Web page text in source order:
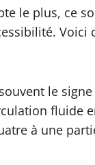
le plus, ce
le
fluide
à une